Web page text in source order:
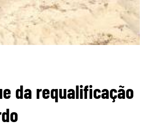
da requalificação